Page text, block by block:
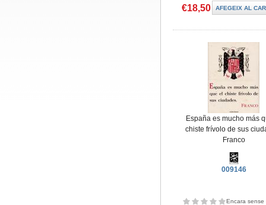
€18,50
España es mucho más
chiste frívolo de sus
Franco
009146
Encara sense